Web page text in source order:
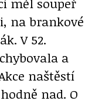
na brankové
V 52.
a
naštěstí
nad. O